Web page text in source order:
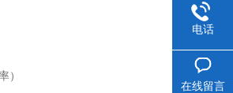
）
电话
在线留言